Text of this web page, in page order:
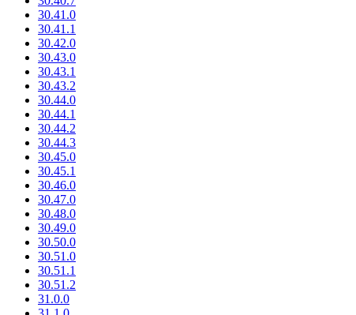
30.41.0
30.41.1
30.42.0
30.43.0
30.43.1
30.43.2
30.44.0
30.44.1
30.44.2
30.44.3
30.45.0
30.45.1
30.46.0
30.47.0
30.48.0
30.49.0
30.50.0
30.51.0
30.51.1
30.51.2
31.0.0